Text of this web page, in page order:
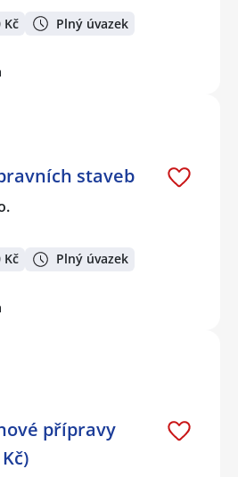
Kč Plný úvazek
staveb
Kč Plný úvazek
přípravy